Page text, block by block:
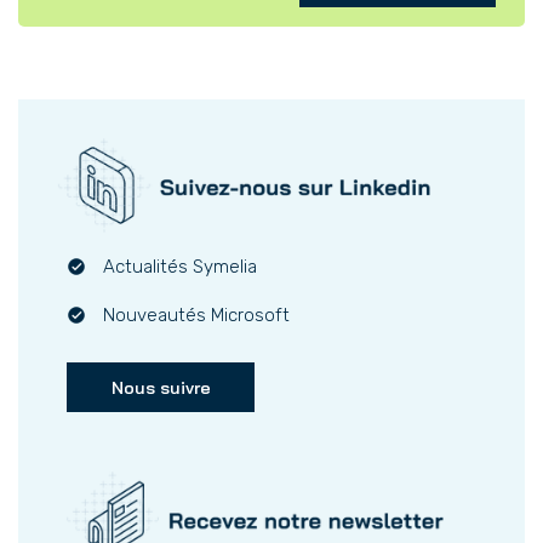
Actualités Symelia
Nouveautés Microsoft
Nous suivre